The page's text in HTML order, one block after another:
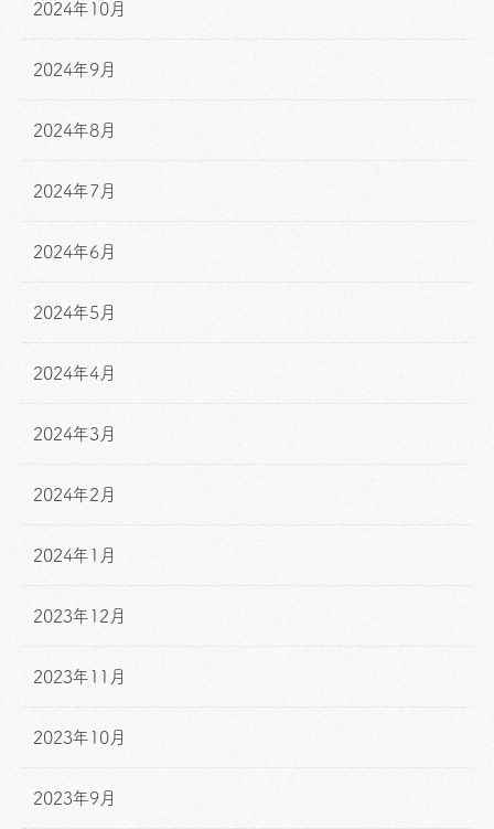
2024年10月
2024年9月
2024年8月
2024年7月
2024年6月
2024年5月
2024年4月
2024年3月
2024年2月
2024年1月
2023年12月
2023年11月
2023年10月
2023年9月